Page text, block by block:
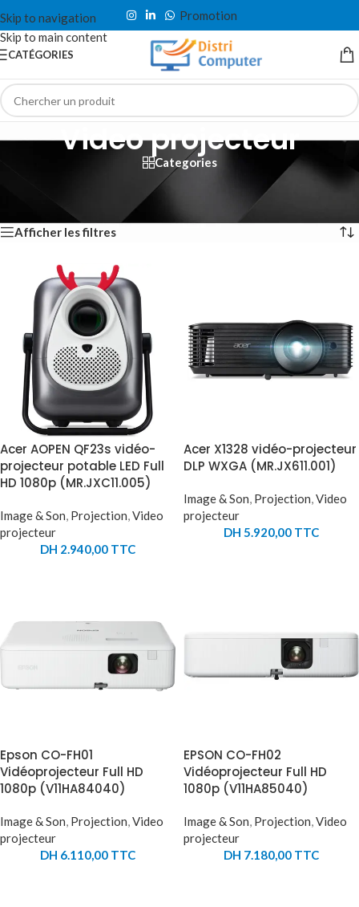
Skip to navigation
Skip to main content
Promotion
CATÉGORIES
Video projecteur
Categories
Projection/
Affichage de 1–12 sur 33 résultats
Afficher les filtres
Acer AOPEN QF23s vidéo-
projecteur potable LED Full
HD 1080p (MR.JXC11.005)
Image & Son, Projection,Video
projecteur
DH 2.940,00 TTC
Acer X1328 vidéo-projecteur
DLP WXGA (MR.JX611.001)
Image & Son, Projection,Video
projecteur
DH 5.920,00 TTC
Epson CO-FH01
Vidéoprojecteur Full HD
1080p (V11HA84040)
Image & Son, Projection,Video
projecteur
DH 6.110,00 TTC
EPSON CO-FH02
Vidéoprojecteur Full HD
1080p (V11HA85040)
Image & Son, Projection,Video
projecteur
DH 7.180,00 TTC